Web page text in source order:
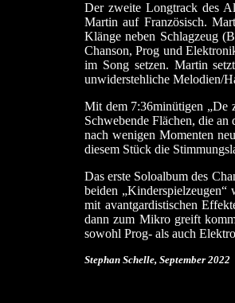
Der zweite Longtrack des
Martin auf Französisch.
Klänge neben Schlagzeug
Chanson, Prog und
im Song setzen. Martin
unwiderstehliche Melodien/
Mit dem 7:36minütigen „De
Schwebende Flächen, die
nach wenigen Momenten
diesem Stück die
Das erste Soloalbum des
beiden
mit avantgardistischen
dann zum Mikro greift
sowohl Prog- als auch
Stephan Schelle, September 2022